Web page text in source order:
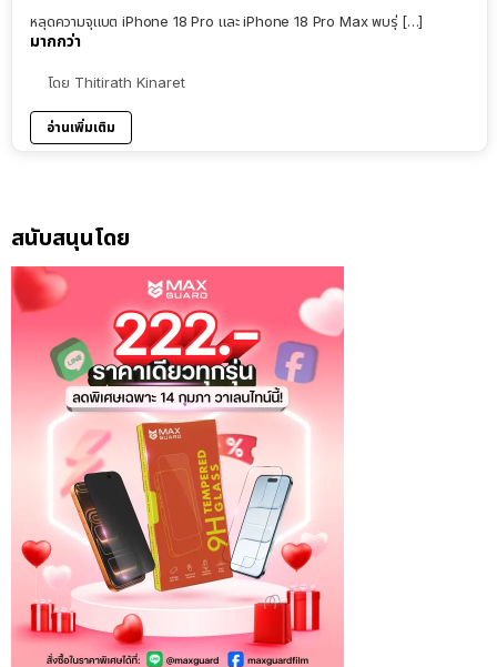
หลุดความจุแบต iPhone 18 Pro และ iPhone 18 Pro Max พบรุ่ […]
มากกว่า
โดย Thitirath Kinaret
อ่านเพิ่มเติม
สนับสนุนโดย